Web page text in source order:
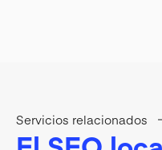
Servicios relacionados